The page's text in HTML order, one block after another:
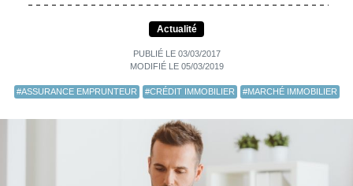
Actualité
PUBLIÉ LE 03/03/2017
MODIFIÉ LE 05/03/2019
#ASSURANCE EMPRUNTEUR #CRÉDIT IMMOBILIER #MARCHÉ IMMOBILIER